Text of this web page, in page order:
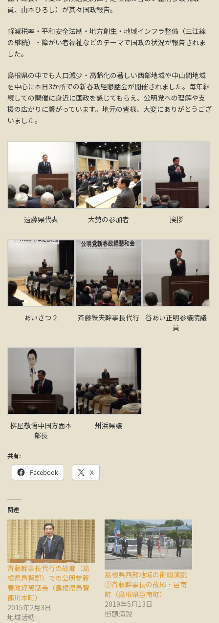
員、山本ひろし）が其々国政報告。
軽減税率・平和安全法制・地方創生・地域インフラ整備（三江線
の継続）・障がい者福祉などのテーマで国政の状況が報告されま
した。
島根県の中でも人口減少・高齢化の著しい西部地域や中山間地域
を中心に本日3か所での新春政経懇話会が開催されました。毎年継
続しての開催に身近に国政を感じてもらえ、公明党への理解や支
援の広がりに繫がっています。地元の皆様、大変にありがとうござ
いました。
遠藤県代表 大勢の参加者 挨拶
あいさつ２ 斉藤鉄夫幹事長代行
谷あい正明参議院議
員
桝屋敬悟中国方面本
部長
州浜県議
共有:
Facebook X
関連
斉藤幹事長代行の故郷（島
根県邑智郡）での公明党新
春政経懇話会（島根県邑智
郡川本町）
2015年2月3日
地域活動
島根県西部地域の街頭演説
②斉藤幹事長の故郷・邑南
町（島根県邑南町）
2019年5月13日
街頭演説